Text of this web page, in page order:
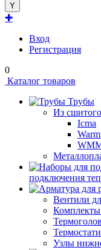
✚
Вход
Регистрация
0
Каталог товаров
Трубы
Из
Icma
подключения
Вентили
Комплекты
Узлы